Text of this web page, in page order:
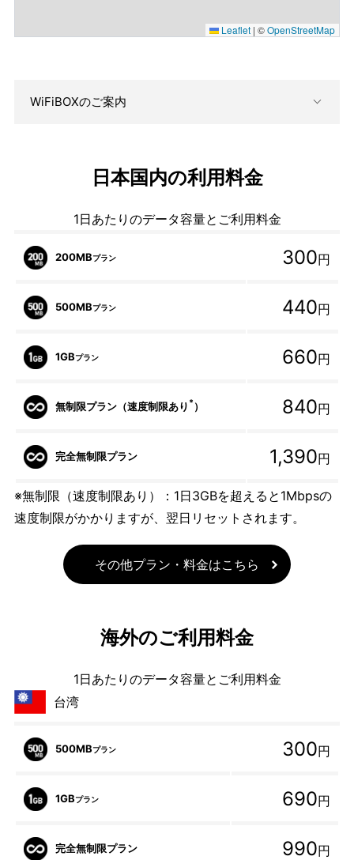
Leaflet | ©OpenStreetMap
WiFiBOXのご案内
日本国内の利用料金
1日あたりのデータ容量とご利用料金
200MBプラン 300円
500MBプラン 440円
1GBプラン 660円
無制限プラン（速度制限あり * ） 840円
完全無制限プラン 1,390円
※無制限（速度制限あり）：1日3GBを超えると1Mbpsの
速度制限がかかりますが、翌日リセットされます。
その他プラン・料金はこちら
海外のご利用料金
1日あたりのデータ容量とご利用料金
台湾
500MBプラン 300円
1GBプラン 690円
完全無制限プラン 990円